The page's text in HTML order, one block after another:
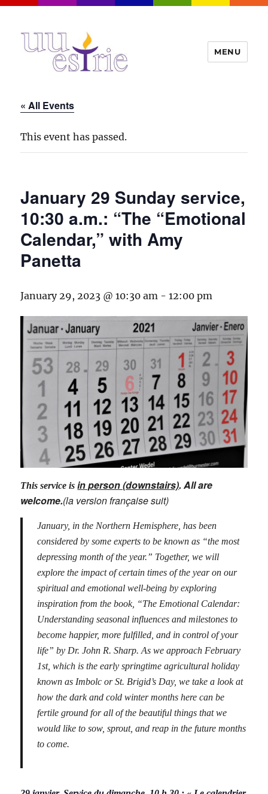
UUEstrie
MENU
« All Events
This event has passed.
January 29 Sunday service,
10:30 a.m.: “The “Emotional
Calendar,” with Amy
Panetta
January 29, 2023 @ 10:30 am -12:00 pm
This service isin person (downstairs). All are
welcome.(la version française suit)
January, in the Northern Hemisphere, has been
considered by some experts to be known as “the most
depressing month of the year.” Together, we will
explore the impact of certain times of the year on our
spiritual and emotional well-being by exploring
inspiration from the book, “The Emotional Calendar:
Understanding seasonal influences and milestones to
become happier, more fulfilled, and in control of your
life” by Dr. John R. Sharp. As we approach February
1st, which is the early springtime agricultural holiday
known as Imbolc or St. Brigid’s Day, we take a look at
how the dark and cold winter months here can be
fertile ground for all of the beautiful things that we
would like to sow, sprout, and reap in the future months
to come.